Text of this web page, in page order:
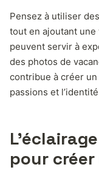
Pensez à utiliser
tout en ajoutant
peuvent servir à
des photos de
contribue à créer
passions et
pour